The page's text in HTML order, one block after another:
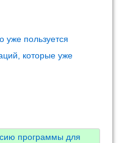
уже пользуется
которые уже
программы для